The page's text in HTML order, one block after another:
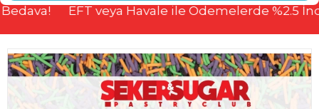
EFT veya Havale ile Ödemelerde %2.5